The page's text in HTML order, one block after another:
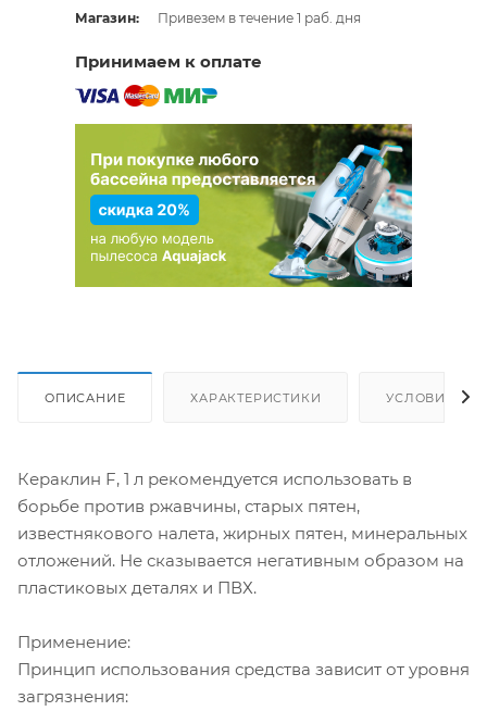
Магазин:
Привезем в течение 1 раб. дня
Принимаем к оплате
ОПИСАНИЕ ХАРАКТЕРИСТИКИ УСЛОВИЯ
Кераклин F, 1 л рекомендуется использовать в
борьбе против ржавчины, старых пятен,
известнякового налета, жирных пятен, минеральных
отложений. Не сказывается негативным образом на
пластиковых деталях и ПВХ.
Применение:
Принцип использования средства зависит от уровня
загрязнения: